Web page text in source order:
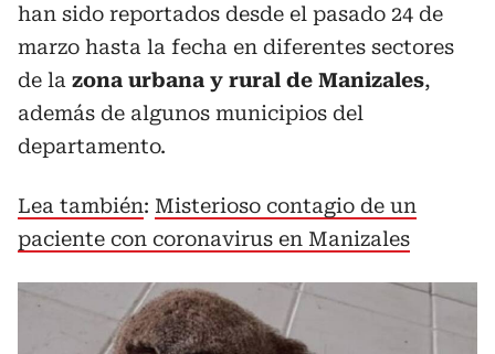
han sido reportados desde el pasado 24 de
marzo hasta la fecha en diferentes sectores
de la zona urbana y rural de Manizales,
además de algunos municipios del
departamento.
Lea también: Misterioso contagio de un
paciente con coronavirus en Manizales